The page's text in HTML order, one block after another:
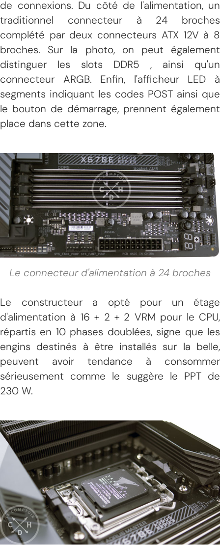
de connexions. Du côté de l'alimentation, un
traditionnel connecteur à 24 broches
complété par deux connecteurs ATX 12V à 8
broches. Sur la photo, on peut également
distinguer les slots DDR5 , ainsi qu'un
connecteur ARGB. Enfin, l'afficheur LED à
segments indiquant les codes POST ainsi que
le bouton de démarrage, prennent également
place dans cette zone.
Le connecteur d'alimentation à 24 broches
Le constructeur a opté pour un étage
d'alimentation à 16 + 2 + 2 VRM pour le CPU,
répartis en 10 phases doublées, signe que les
engins destinés à être installés sur la belle,
peuvent avoir tendance à consommer
sérieusement comme le suggère le PPT de
230 W.